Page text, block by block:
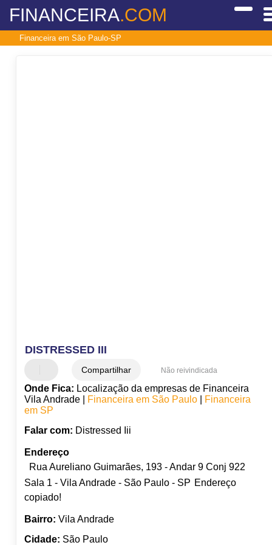
FINANCEIRA.COM
Financeira em São Paulo-SP
DISTRESSED III
Compartilhar Não reivindicada
Onde Fica: Localização da empresas de Financeira
Vila Andrade |
Financeira em São Paulo|
Financeira
em SP
Falar com: Distressed Iii
Endereço
Rua Aureliano Guimarães, 193 - Andar 9 Conj 922
Sala 1 - Vila Andrade - São Paulo - SP Endereço
copiado!
Bairro: Vila Andrade
Cidade: São Paulo